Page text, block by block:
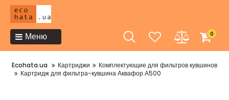
Меню 0
Ecohata.ua Картриджи
Комплектующие для фильтров кувшинов
Картридж для фильтра-кувшина Аквафор А500